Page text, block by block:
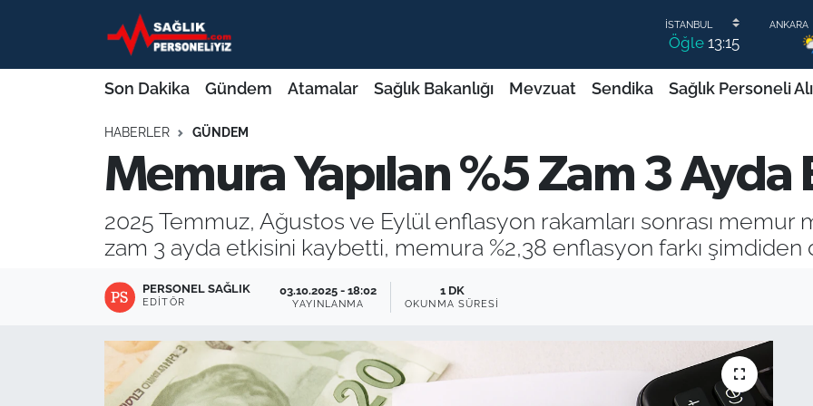
Öğle 13:15
Son Dakika Gündem Atamalar Sağlık Bakanlığı Mevzuat Sendika Sağlık Personeli
HABERLER GÜNDEM
Memura Yapılan %5 Zam 3 Ayda
2025 Temmuz, Ağustos ve Eylül enflasyon rakamları sonrası memur
zam 3 ayda etkisini kaybetti, memura %2,38 enflasyon farkı şimdiden
PERSONEL SAĞLIK
EDITÖR
03.10.2025 - 18:02
YAYINLANMA
1 DK
OKUNMA SÜRESI
Son Dakika
Atamalar
Mevzuat
Sendika
Sağlık Personeli Alımı
Nöbetçi Eczaneler
Namaz Vakitleri
Süper Lig Puan Durumu ve Fikstür
Tüm Manşetler
Son Dakika Haberleri
Haber Arşivi